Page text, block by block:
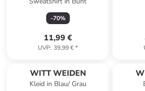
-70%
11,99 €
UVP: 39,99 €*
WITT WEIDEN
Kleid in Blau/ Grau